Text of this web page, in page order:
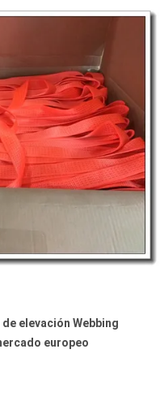
de elevación Webbing
europeo